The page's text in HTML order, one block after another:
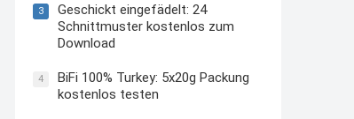
3
Geschickt eingefädelt: 24
Schnittmuster kostenlos zum
Download
4
BiFi 100% Turkey: 5x20g Packung
kostenlos testen